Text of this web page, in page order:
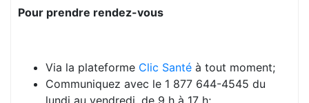
Pour prendre rendez-vous
Via la plateforme Clic Santé à tout moment;
Communiquez avec le 1 877 644-4545 du
lundi au vendredi, de 9 h à 17 h;